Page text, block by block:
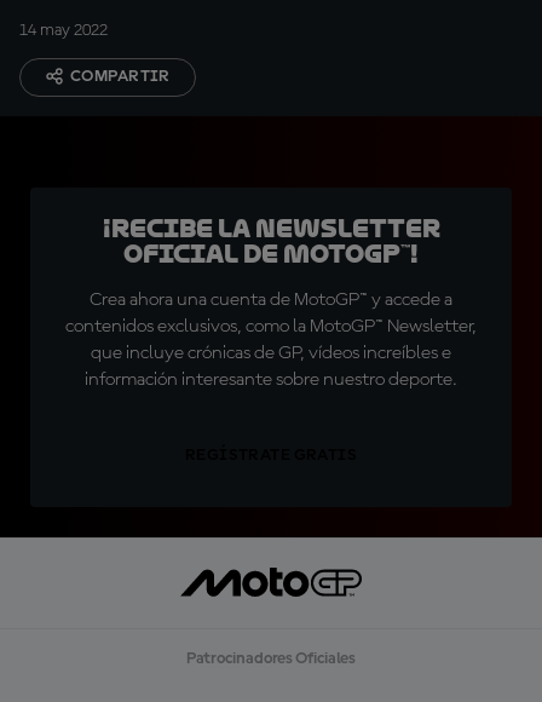
14 may 2022
COMPARTIR
¡Recibe la Newsletter
oficial de MotoGP™!
Crea ahora una cuenta de MotoGP™ y accede a
contenidos exclusivos, como la MotoGP™ Newsletter,
que incluye crónicas de GP, vídeos increíbles e
información interesante sobre nuestro deporte.
Patrocinadores Oficiales